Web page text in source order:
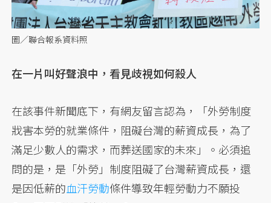
圖／聯合報系資料照
在一片叫好聲浪中，看見歧視如何殺人
在該事件新聞底下，有網友留言認為，「外勞制度
戕害本勞的就業條件，阻礙台灣的薪資成長，為了
滿足少數人的需求，而葬送國家的未來」。必須追
問的是，是「外勞」制度阻礙了台灣薪資成長，還
是因低薪的血汗勞動條件導致年輕勞動力不願投